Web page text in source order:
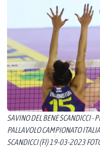
SAVINO DEL BENE SCANDICCI -
PALLAVOLO CAMPIONATO
SCANDICCI (FI) 19-03-2023